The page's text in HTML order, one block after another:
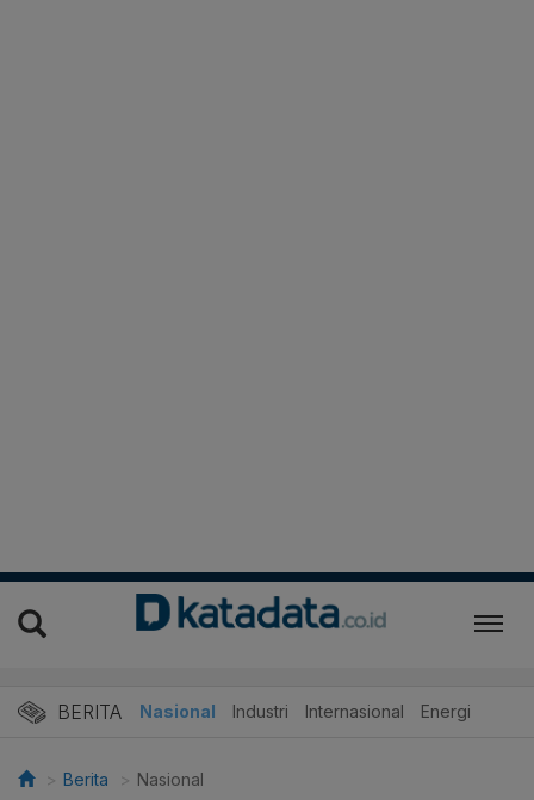
BERITA Nasional Industri Internasional Energi
Berita Nasional